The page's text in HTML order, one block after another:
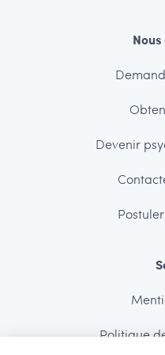
Devenir
Politique